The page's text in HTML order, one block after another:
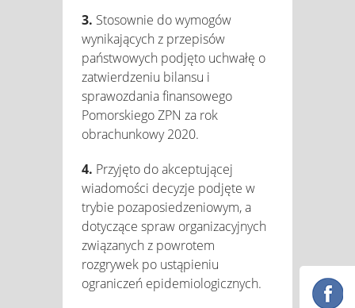
3. Stosownie do wymogów
wynikających z przepisów
państwowych podjęto uchwałę o
zatwierdzeniu bilansu i
sprawozdania finansowego
Pomorskiego ZPN za rok
obrachunkowy 2020.
4. Przyjęto do akceptującej
wiadomości decyzje podjęte w
trybie pozaposiedzeniowym, a
dotyczące spraw organizacyjnych
związanych z powrotem
rozgrywek po ustąpieniu
ograniczeń epidemiologicznych.